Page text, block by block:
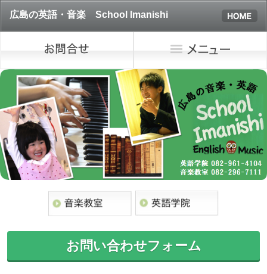
広島の英語・音楽 School Imanishi
お問い合わせフォーム